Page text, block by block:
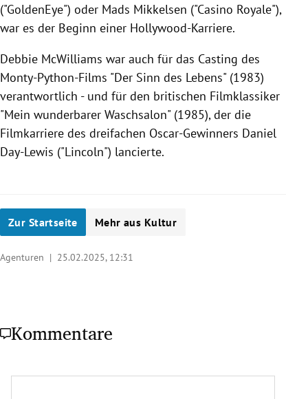
("GoldenEye") oder Mads Mikkelsen ("Casino Royale"),
war es der Beginn einer Hollywood-Karriere.
Debbie McWilliams war auch für das Casting des
Monty-Python-Films "Der Sinn des Lebens" (1983)
verantwortlich - und für den britischen Filmklassiker
"Mein wunderbarer Waschsalon" (1985), der die
Filmkarriere des dreifachen Oscar-Gewinners Daniel
Day-Lewis ("Lincoln") lancierte.
Zur Startseite Mehr aus Kultur
Agenturen | 25.02.2025, 12:31
Kommentare